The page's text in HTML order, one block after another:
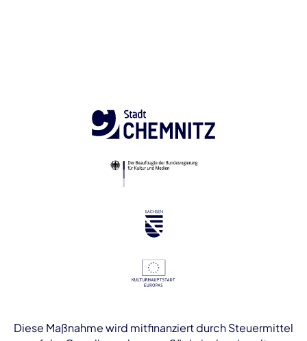
Diese Maßnahme wird mitfinanziert durch Steuermittel